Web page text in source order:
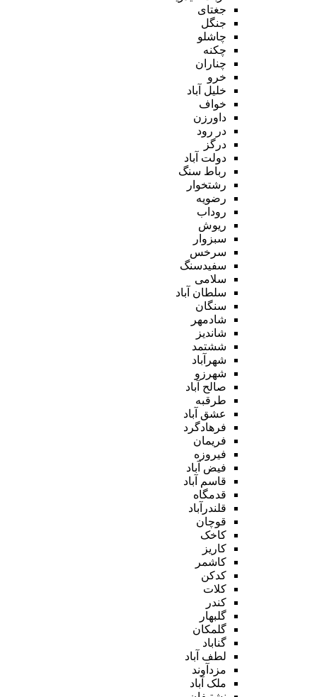
جغتای
جنگل
چاشلو
چکنه
چناران
خرو
خلیل آباد
خواف
داورزن
در رود
درگز
دولت آباد
رباط سنگ
رشتخوار
رضویه
روداب
ریوش
سبزوار
سرخس
سفیدسنگ
سلامی
سلطان آباد
سنگان
شادمهر
شاندیز
ششتمد
شهرآباد
شهرزو
صالح آباد
طرقبه
عشق آباد
فرهادگرد
فریمان
فیروزه
فیض آباد
قاسم آباد
قدمگاه
قلندرآباد
قوچان
کاخک
کاریز
کاشمر
کدکن
کلات
کندر
گلبهار
گلمکان
گناباد
لطف آباد
مزدآوند
ملک آباد